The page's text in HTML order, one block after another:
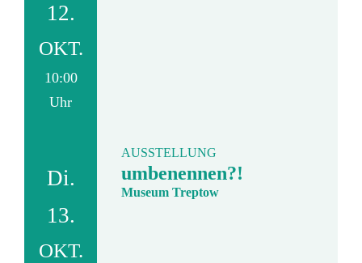
12.
OKT.
10:00
Uhr
Di.
13.
OKT.
AUSSTELLUNG
umbenennen?!
Museum Treptow